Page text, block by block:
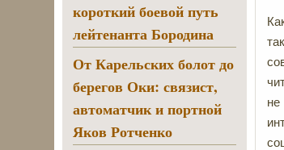
не
короткий боевой путь
лейтенанта Бородина
От Карельских болот до
берегов Оки: связист,
автоматчик и портной
Яков Ротченко